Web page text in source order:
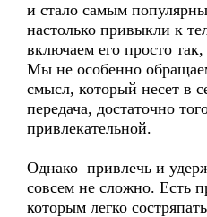
и стало самым
настолько привыкли к
включаем его просто
Мы не особенно
смысл, который несет в
передача, достаточно
привлекательной.
Однако привлечь и
совсем не сложно. Есть
которым легко